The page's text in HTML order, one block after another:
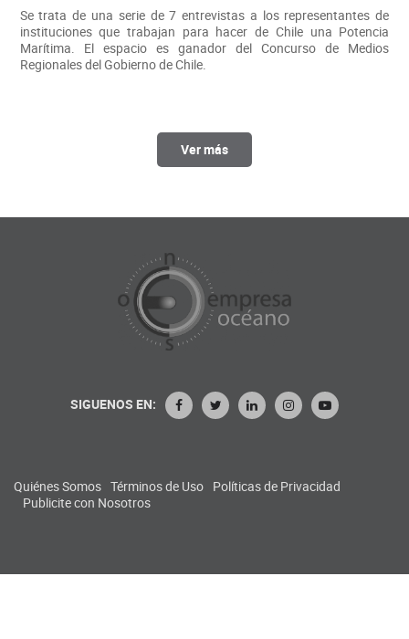
Se trata de una serie de 7 entrevistas a los representantes de
instituciones que trabajan para hacer de Chile una Potencia
Marítima. El espacio es ganador del Concurso de Medios
Regionales del Gobierno de Chile.
Ver más
SIGUENOS EN:
Quiénes Somos Términos de Uso Políticas de Privacidad
Publicite con Nosotros